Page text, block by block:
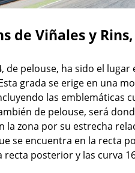
de Viñales y
de pelouse, ha sido el
grada se erige en una
las emblemáticas
de pelouse, será
la zona por su estrecha
se encuentra en la recta
recta posterior y las curva